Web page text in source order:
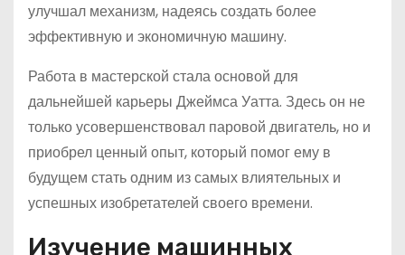
улучшал механизм, надеясь создать более
эффективную и экономичную машину.
Работа в мастерской стала основой для
дальнейшей карьеры Джеймса Уатта. Здесь он не
только усовершенствовал паровой двигатель, но и
приобрел ценный опыт, который помог ему в
будущем стать одним из самых влиятельных и
успешных изобретателей своего времени.
Изучение машинных